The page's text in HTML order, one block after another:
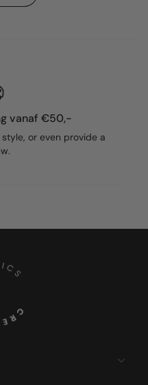
vanaf €50,-
or even provide a